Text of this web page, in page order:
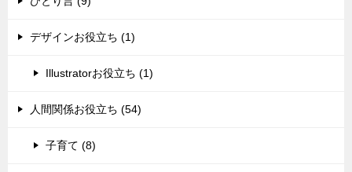
デザインお役立ち (1)
Illustratorお役立ち (1)
人間関係お役立ち (54)
子育て (8)